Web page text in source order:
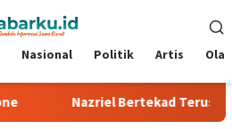
Nasional Politik Artis
Nazriel Bertekad Terus